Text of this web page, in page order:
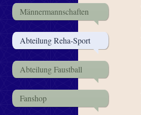
Männermannschaften
Abteilung Reha-Sport
Abteilung Faustball
Fanshop